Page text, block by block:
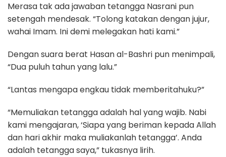
Merasa tak ada jawaban tetangga Nasrani pun
setengah mendesak. “Tolong katakan dengan jujur,
wahai Imam. Ini demi melegakan hati kami.”
Dengan suara berat Hasan al-Bashri pun menimpali,
“Dua puluh tahun yang lalu.”
“Lantas mengapa engkau tidak memberitahuku?”
“Memuliakan tetangga adalah hal yang wajib. Nabi
kami mengajaran, ‘Siapa yang beriman kepada Allah
dan hari akhir maka muliakanlah tetangga’. Anda
adalah tetangga saya,” tukasnya lirih.